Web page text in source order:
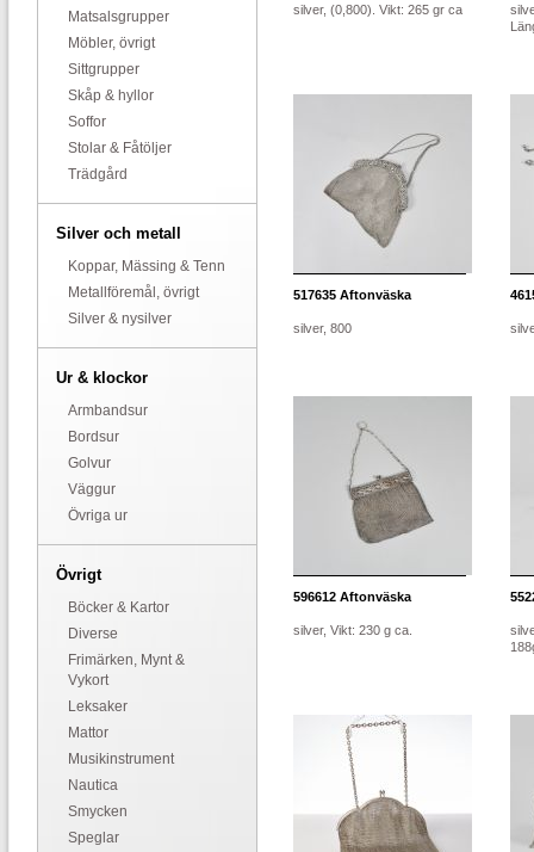
Matsalsgrupper
Möbler, övrigt
Sittgrupper
Skåp & hyllor
Soffor
Stolar & Fåtöljer
Trädgård
Silver och metall
Koppar, Mässing & Tenn
Metallföremål, övrigt
Silver & nysilver
Ur & klockor
Armbandsur
Bordsur
Golvur
Väggur
Övriga ur
Övrigt
Böcker & Kartor
Diverse
Frimärken, Mynt &
Vykort
Leksaker
Mattor
Musikinstrument
Nautica
Smycken
Speglar
silver, (0,800). Vikt: 265 gr ca
517635 Aftonväska
silver, 800
596612 Aftonväska
silver, Vikt: 230 g ca.